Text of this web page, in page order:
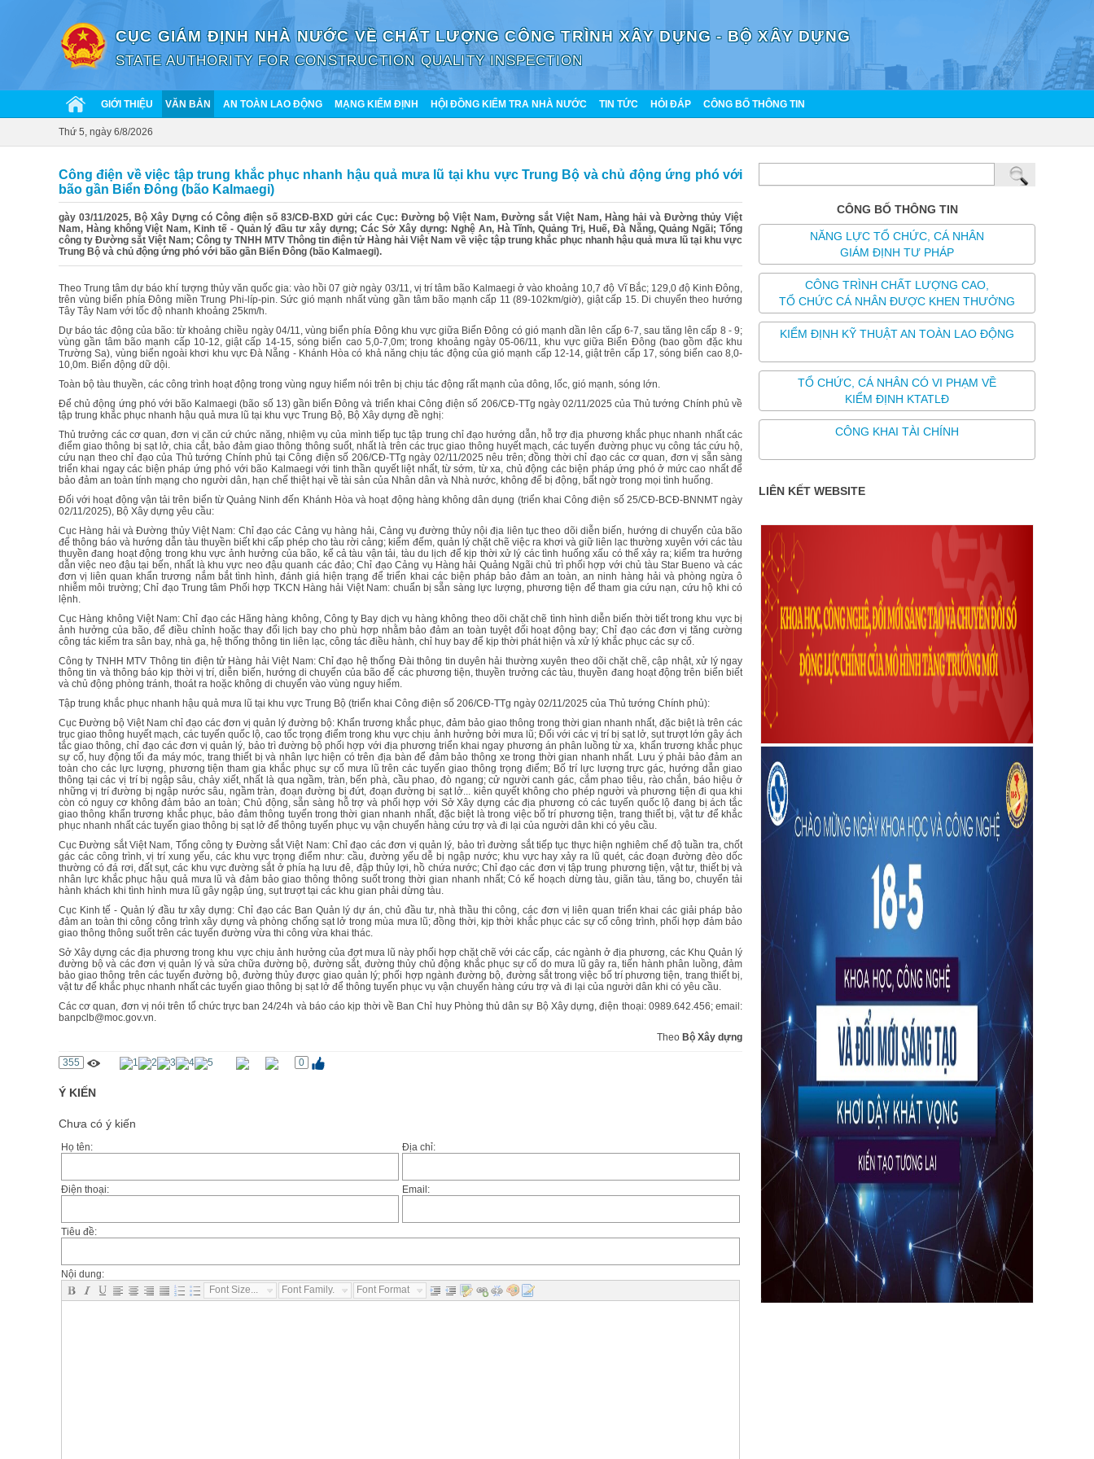
CỤC GIÁM ĐỊNH NHÀ NƯỚC VỀ CHẤT LƯỢNG CÔNG TRÌNH XÂY DỰNG - BỘ XÂY DỰNG
STATE AUTHORITY FOR CONSTRUCTION QUALITY INSPECTION
GIỚI THIỆU VĂN BẢN AN TOÀN LAO ĐỘNG MẠNG KIỂM ĐỊNH HỘI ĐỒNG KIỂM TRA NHÀ NƯỚC TIN TỨC HỎI ĐÁP CÔNG BỐ THÔNG TIN
Thứ 5, ngày 6/8/2026
Công điện về việc tập trung khắc phục nhanh hậu quả mưa lũ tại khu vực Trung Bộ và chủ động ứng phó với
bão gần Biển Đông (bão Kalmaegi)
gày 03/11/2025, Bộ Xây Dựng có Công điện số 83/CĐ-BXD gửi các Cục: Đường bộ Việt Nam, Đường sắt Việt Nam, Hàng hải và Đường thủy Việt
Nam, Hàng không Việt Nam, Kinh tế - Quản lý đầu tư xây dựng; Các Sở Xây dựng: Nghệ An, Hà Tĩnh, Quảng Trị, Huế, Đà Nẵng, Quảng Ngãi; Tổng
công ty Đường sắt Việt Nam; Công ty TNHH MTV Thông tin điện tử Hàng hải Việt Nam về việc tập trung khắc phục nhanh hậu quả mưa lũ tại khu vực
Trung Bộ và chủ động ứng phó với bão gần Biển Đông (bão Kalmaegi).
Theo Trung tâm dự báo khí tượng thủy văn quốc gia: vào hồi 07 giờ ngày 03/11, vị trí tâm bão Kalmaegi ở vào khoảng 10,7 độ Vĩ Bắc; 129,0 độ Kinh Đông,
trên vùng biển phía Đông miền Trung Phi-líp-pin. Sức gió mạnh nhất vùng gần tâm bão mạnh cấp 11 (89-102km/giờ), giật cấp 15. Di chuyển theo hướng
Tây Tây Nam với tốc độ nhanh khoảng 25km/h.
Dự báo tác động của bão: từ khoảng chiều ngày 04/11, vùng biển phía Đông khu vực giữa Biển Đông có gió mạnh dần lên cấp 6-7, sau tăng lên cấp 8 - 9;
vùng gần tâm bão mạnh cấp 10-12, giật cấp 14-15, sóng biển cao 5,0-7,0m; trong khoảng ngày 05-06/11, khu vực giữa Biển Đông (bao gồm đặc khu
Trường Sa), vùng biển ngoài khơi khu vực Đà Nẵng - Khánh Hòa có khả năng chịu tác động của gió mạnh cấp 12-14, giật trên cấp 17, sóng biển cao 8,0-
10,0m. Biển động dữ dội.
Toàn bộ tàu thuyền, các công trình hoạt động trong vùng nguy hiểm nói trên bị chịu tác động rất mạnh của dông, lốc, gió mạnh, sóng lớn.
Để chủ động ứng phó với bão Kalmaegi (bão số 13) gần biển Đông và triển khai Công điện số 206/CĐ-TTg ngày 02/11/2025 của Thủ tướng Chính phủ về
tập trung khắc phục nhanh hậu quả mưa lũ tại khu vực Trung Bộ, Bộ Xây dựng đề nghị:
Thủ trưởng các cơ quan, đơn vị căn cứ chức năng, nhiệm vụ của mình tiếp tục tập trung chỉ đạo hướng dẫn, hỗ trợ địa phương khắc phục nhanh nhất các
điểm giao thông bị sạt lở, chia cắt, bảo đảm giao thông thông suốt, nhất là trên các trục giao thông huyết mạch, các tuyến đường phục vụ công tác cứu hộ,
cứu nạn theo chỉ đạo của Thủ tướng Chính phủ tại Công điện số 206/CĐ-TTg ngày 02/11/2025 nêu trên; đồng thời chỉ đạo các cơ quan, đơn vị sẵn sàng
triển khai ngay các biện pháp ứng phó với bão Kalmaegi với tinh thần quyết liệt nhất, từ sớm, từ xa, chủ động các biện pháp ứng phó ở mức cao nhất để
bảo đảm an toàn tính mạng cho người dân, hạn chế thiệt hại về tài sản của Nhân dân và Nhà nước, không để bị động, bất ngờ trong mọi tình huống.
Đối với hoạt động vận tải trên biển từ Quảng Ninh đến Khánh Hòa và hoạt động hàng không dân dụng (triển khai Công điện số 25/CĐ-BCĐ-BNNMT ngày
02/11/2025), Bộ Xây dựng yêu cầu:
Cục Hàng hải và Đường thủy Việt Nam: Chỉ đạo các Cảng vụ hàng hải, Cảng vụ đường thủy nội địa liên tục theo dõi diễn biến, hướng di chuyển của bão
để thông báo và hướng dẫn tàu thuyền biết khi cấp phép cho tàu rời cảng; kiểm đếm, quản lý chặt chẽ việc ra khơi và giữ liên lạc thường xuyên với các tàu
thuyền đang hoạt động trong khu vực ảnh hưởng của bão, kể cả tàu vận tải, tàu du lịch để kịp thời xử lý các tình huống xấu có thể xảy ra; kiểm tra hướng
dẫn việc neo đậu tại bến, nhất là khu vực neo đậu quanh các đảo; Chỉ đạo Cảng vụ Hàng hải Quảng Ngãi chủ trì phối hợp với chủ tàu Star Bueno và các
đơn vị liên quan khẩn trương nắm bắt tình hình, đánh giá hiện trạng để triển khai các biện pháp bảo đảm an toàn, an ninh hàng hải và phòng ngừa ô
nhiễm môi trường; Chỉ đạo Trung tâm Phối hợp TKCN Hàng hải Việt Nam: chuẩn bị sẵn sàng lực lượng, phương tiện để tham gia cứu nạn, cứu hộ khi có
lệnh.
Cục Hàng không Việt Nam: Chỉ đạo các Hãng hàng không, Công ty Bay dịch vụ hàng không theo dõi chặt chẽ tình hình diễn biến thời tiết trong khu vực bị
ảnh hưởng của bão, để điều chỉnh hoặc thay đổi lịch bay cho phù hợp nhằm bảo đảm an toàn tuyệt đối hoạt động bay; Chỉ đạo các đơn vị tăng cường
công tác kiểm tra sân bay, nhà ga, hệ thống thông tin liên lạc, công tác điều hành, chỉ huy bay để kịp thời phát hiện và xử lý khắc phục các sự cố.
Công ty TNHH MTV Thông tin điện tử Hàng hải Việt Nam: Chỉ đạo hệ thống Đài thông tin duyên hải thường xuyên theo dõi chặt chẽ, cập nhật, xử lý ngay
thông tin và thông báo kịp thời vị trí, diễn biến, hướng di chuyển của bão để các phương tiện, thuyền trưởng các tàu, thuyền đang hoạt động trên biển biết
và chủ động phòng tránh, thoát ra hoặc không di chuyển vào vùng nguy hiểm.
Tập trung khắc phục nhanh hậu quả mưa lũ tại khu vực Trung Bộ (triển khai Công điện số 206/CĐ-TTg ngày 02/11/2025 của Thủ tướng Chính phủ):
Cục Đường bộ Việt Nam chỉ đạo các đơn vị quản lý đường bộ: Khẩn trương khắc phục, đảm bảo giao thông trong thời gian nhanh nhất, đặc biệt là trên các
trục giao thông huyết mạch, các tuyến quốc lộ, cao tốc trọng điểm trong khu vực chịu ảnh hưởng bởi mưa lũ; Đối với các vị trí bị sạt lở, sụt trượt lớn gây ách
tắc giao thông, chỉ đạo các đơn vị quản lý, bảo trì đường bộ phối hợp với địa phương triển khai ngay phương án phân luồng từ xa, khẩn trương khắc phục
sự cố, huy động tối đa máy móc, trang thiết bị và nhân lực hiện có trên địa bàn để đảm bảo thông xe trong thời gian nhanh nhất. Lưu ý phải bảo đảm an
toàn cho các lực lượng, phương tiện tham gia khắc phục sự cố mưa lũ trên các tuyến giao thông trọng điểm; Bố trí lực lượng trực gác, hướng dẫn giao
thông tại các vị trí bị ngập sâu, chảy xiết, nhất là qua ngầm, tràn, bến phà, cầu phao, đò ngang; cử người canh gác, cắm phao tiêu, rào chắn, báo hiệu ở
những vị trí đường bị ngập nước sâu, ngầm tràn, đoạn đường bị đứt, đoạn đường bị sạt lở... kiên quyết không cho phép người và phương tiện đi qua khi
còn có nguy cơ không đảm bảo an toàn; Chủ động, sẵn sàng hỗ trợ và phối hợp với Sở Xây dựng các địa phương có các tuyến quốc lộ đang bị ách tắc
giao thông khẩn trương khắc phục, bảo đảm thông tuyến trong thời gian nhanh nhất, đặc biệt là trong việc bố trí phương tiện, trang thiết bị, vật tư để khắc
phục nhanh nhất các tuyến giao thông bị sạt lở để thông tuyến phục vụ vận chuyển hàng cứu trợ và đi lại của người dân khi có yêu cầu.
Cục Đường sắt Việt Nam, Tổng công ty Đường sắt Việt Nam: Chỉ đạo các đơn vị quản lý, bảo trì đường sắt tiếp tục thực hiện nghiêm chế độ tuần tra, chốt
gác các công trình, vị trí xung yếu, các khu vực trọng điểm như: cầu, đường yếu dễ bị ngập nước; khu vực hay xảy ra lũ quét, các đoạn đường đèo dốc
thường có đá rơi, đất sụt, các khu vực đường sắt ở phía hạ lưu đê, đập thủy lợi, hồ chứa nước; Chỉ đạo các đơn vị tập trung phương tiện, vật tư, thiết bị và
nhân lực khắc phục hậu quả mưa lũ và đảm bảo giao thông thông suốt trong thời gian nhanh nhất; Có kế hoạch dừng tàu, giãn tàu, tăng bo, chuyển tải
hành khách khi tình hình mưa lũ gây ngập úng, sụt trượt tại các khu gian phải dừng tàu.
Cục Kinh tế - Quản lý đầu tư xây dựng: Chỉ đạo các Ban Quản lý dự án, chủ đầu tư, nhà thầu thi công, các đơn vị liên quan triển khai các giải pháp bảo
đảm an toàn thi công công trình xây dựng và phòng chống sạt lở trong mùa mưa lũ; đồng thời, kịp thời khắc phục các sự cố công trình, phối hợp đảm bảo
giao thông thông suốt trên các tuyến đường vừa thi công vừa khai thác.
Sở Xây dựng các địa phương trong khu vực chịu ảnh hưởng của đợt mưa lũ này phối hợp chặt chẽ với các cấp, các ngành ở địa phương, các Khu Quản lý
đường bộ và các đơn vị quản lý và sửa chữa đường bộ, đường sắt, đường thủy chủ động khắc phục sự cố do mưa lũ gây ra, tiến hành phân luồng, đảm
bảo giao thông trên các tuyến đường bộ, đường thủy được giao quản lý; phối hợp ngành đường bộ, đường sắt trong việc bố trí phương tiện, trang thiết bị,
vật tư để khắc phục nhanh nhất các tuyến giao thông bị sạt lở để thông tuyến phục vụ vận chuyển hàng cứu trợ và đi lại của người dân khi có yêu cầu.
Các cơ quan, đơn vị nói trên tổ chức trực ban 24/24h và báo cáo kịp thời về Ban Chỉ huy Phòng thủ dân sự Bộ Xây dựng, điện thoại: 0989.642.456; email:
banpclb@moc.gov.vn.
Theo Bộ Xây dựng
355 0
Ý KIẾN
Chưa có ý kiến
Họ tên: Địa chỉ:
Điện thoại: Email:
Tiêu đề:
Nội dung:
Font Size...
Font Family... Font Format...
CÔNG BỐ THÔNG TIN
NĂNG LỰC TỔ CHỨC, CÁ NHÂN
GIÁM ĐỊNH TƯ PHÁP
CÔNG TRÌNH CHẤT LƯỢNG CAO,
TỔ CHỨC CÁ NHÂN ĐƯỢC KHEN THƯỞNG
KIỂM ĐỊNH KỸ THUẬT AN TOÀN LAO ĐỘNG
TỔ CHỨC, CÁ NHÂN CÓ VI PHẠM VỀ
KIỂM ĐỊNH KTATLĐ
CÔNG KHAI TÀI CHÍNH
LIÊN KẾT WEBSITE